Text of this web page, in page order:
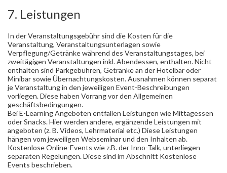
7. Leistungen
In der Veranstaltungsgebühr sind die Kosten für die
Veranstaltung, Veranstaltungsunterlagen sowie
Verpflegung/Getränke während des Veranstaltungstages, bei
zweitägigen Veranstaltungen inkl. Abendessen, enthalten. Nicht
enthalten sind Parkgebühren, Getränke an der Hotelbar oder
Minibar sowie Übernachtungskosten. Ausnahmen können separat
je Veranstaltung in den jeweiligen Event-Beschreibungen
vorliegen. Diese haben Vorrang vor den Allgemeinen
geschäftsbedingungen.
Bei E-Learning Angeboten entfallen Leistungen wie Mittagessen
oder Snacks. Hier werden andere, ergänzende Leistungen mit
angeboten (z. B. Videos, Lehrmaterial etc.) Diese Leistungen
hängen vom jeweiligen Webseminar und den Inhalten ab.
Kostenlose Online-Events wie z.B. der Inno-Talk, unterliegen
separaten Regelungen. Diese sind im Abschnitt Kostenlose
Events beschrieben.